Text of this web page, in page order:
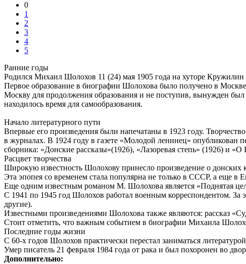
0
1
2
3
4
5
Ранние годы
Родился Михаил Шолохов 11 (24) мая 1905 года на хуторе Кружилин
Первое образование в биографии Шолохова было получено в
Москву для продолжения образования и не поступив, вынужден
находилось время для самообразования.
Начало литературного пути
Впервые его произведения были напечатаны в 1923 году.
в журналах. В 1924 году в газете «Молодой ленинец» опубликован
сборника: «Донские рассказы»(1926), «Лазоревая степь» (1926) и
Расцвет творчества
Широкую известность Шолохову принесло произведение о
Эта эпопея со временем стала популярна не только в СССР, а еще в
Еще одним известным романом М. Шолохова является «Поднятая
С 1941 по 1945 год Шолохов работал военным корреспондентом. За
другие).
Известными произведениями Шолохова также являются: рассказ
Стоит отметить, что важным событием в биографии Михаила
Последние годы жизни
С 60-х годов Шолохов практически перестал заниматься
Умер писатель 21 февраля 1984 года от рака и был похоронен во
Дополнительно: